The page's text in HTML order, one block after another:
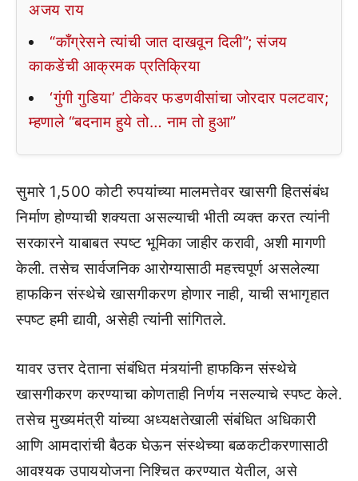
अजय राय
“काँग्रेसने त्यांची जात दाखवून दिली”; संजय
काकडेंची आक्रमक प्रतिक्रिया
‘गुंगी गुडिया’ टीकेवर फडणवीसांचा जोरदार पलटवार;
म्हणाले “बदनाम हुये तो… नाम तो हुआ”
सुमारे 1,500 कोटी रुपयांच्या मालमत्तेवर खासगी हितसंबंध
निर्माण होण्याची शक्यता असल्याची भीती व्यक्त करत त्यांनी
सरकारने याबाबत स्पष्ट भूमिका जाहीर करावी, अशी मागणी
केली. तसेच सार्वजनिक आरोग्यासाठी महत्त्वपूर्ण असलेल्या
हाफकिन संस्थेचे खासगीकरण होणार नाही, याची सभागृहात
स्पष्ट हमी द्यावी, असेही त्यांनी सांगितले.
यावर उत्तर देताना संबंधित मंत्र्यांनी हाफकिन संस्थेचे
खासगीकरण करण्याचा कोणताही निर्णय नसल्याचे स्पष्ट केले.
तसेच मुख्यमंत्री यांच्या अध्यक्षतेखाली संबंधित अधिकारी
आणि आमदारांची बैठक घेऊन संस्थेच्या बळकटीकरणासाठी
आवश्यक उपाययोजना निश्चित करण्यात येतील, असे